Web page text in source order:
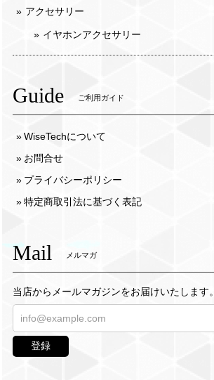
アクセサリー
イヤホンアクセサリー
Guide ご利用ガイド
WiseTechについて
お問合せ
プライバシーポリシー
特定商取引法に基づく表記
Mail メルマガ
当店からメールマガジンをお届けいたします。
登録